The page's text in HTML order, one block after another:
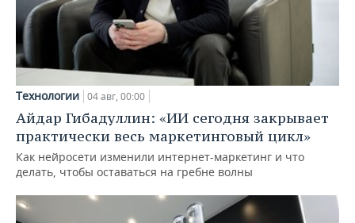
Технологии 04 авг, 00:00
Айдар Гибадуллин: «ИИ сегодня закрывает
практически весь маркетинговый цикл»
Как нейросети изменили интернет-маркетинг и что
делать, чтобы оставаться на гребне волны